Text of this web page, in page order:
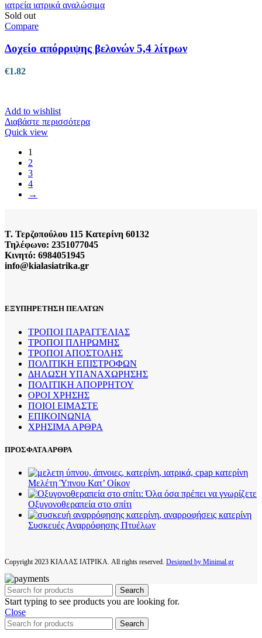
Sold out
Compare
Δοχείο απόρριψης βελονών 5,4 λίτρων
€1.82
Add to wishlist
Διαβάστε περισσότερα
Quick view
1
2
3
4
→
Τ. Τερζοπούλου 115 Κατερίνη 60132
Τηλέφωνο: 2351077045
Κινητό: 6984051945
info@kialasiatrika.gr
ΕΞΥΠΗΡΕΤΗΣΗ ΠΕΛΑΤΩΝ
ΤΡΟΠΟΙ ΠΑΡΑΓΓΕΛΙΑΣ
ΤΡΟΠΟΙ ΠΛΗΡΩΜΗΣ
ΤΡΟΠΟΙ ΑΠΟΣΤΟΛΗΣ
ΠΟΛΙΤΙΚΗ ΕΠΙΣΤΡΟΦΩΝ
ΔΗΛΩΣΗ ΥΠΑΝΑΧΩΡΗΣΗΣ
ΠΟΛΙΤΙΚΗ ΑΠΟΡΡΗΤΟΥ
ΟΡΟΙ ΧΡΗΣΗΣ
ΠΟΙΟΙ ΕΙΜΑΣΤΕ
ΕΠΙΚΟΙΝΩΝΙΑ
ΧΡΗΣΙΜΑ ΑΡΘΡΑ
ΠΡΟΣΦΑΤΑ ΑΡΘΡΑ
Μελέτη Ύπνου Κατ’ Οίκον
Οξυγονοθεραπεία στο σπίτι
Συσκευές Αναρρόφησης Πτυέλων
Copyright2023 ΚΙΑΛΑΣ ΙΑΤΡΙΚΑ. All rights reserved. Designed by Minimal.gr
Search
Start typing to see products you are looking for.
Close
Search